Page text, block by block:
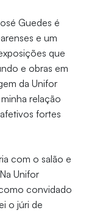
Guedes é
e um
que
e obras em
da Unifor
relação
fortes
com o salão e
Unifor
convidado
o júri de